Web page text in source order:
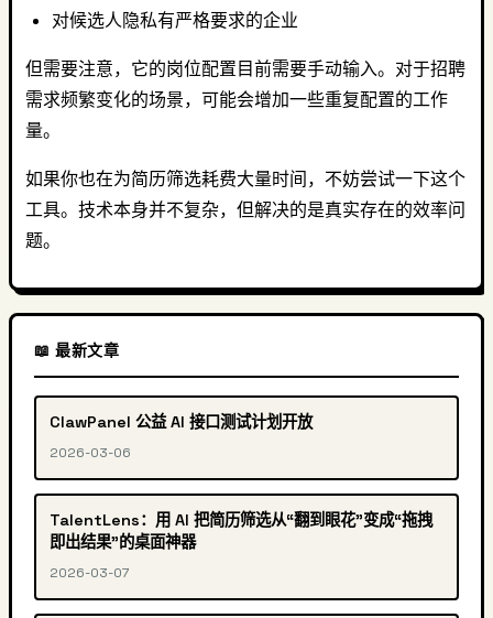
对候选人隐私有严格要求的企业
但需要注意，它的岗位配置目前需要手动输入。对于招聘
需求频繁变化的场景，可能会增加一些重复配置的工作
量。
如果你也在为简历筛选耗费大量时间，不妨尝试一下这个
工具。技术本身并不复杂，但解决的是真实存在的效率问
题。
📖 最新文章
ClawPanel 公益 AI 接口测试计划开放
2026-03-06
TalentLens：用 AI 把简历筛选从“翻到眼花”变成“拖拽
即出结果”的桌面神器
2026-03-07